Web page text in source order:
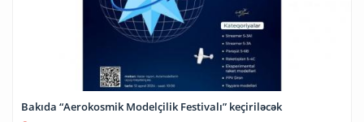
Bakıda “Aerokosmik Modelçilik Festivalı” keçiriləcək